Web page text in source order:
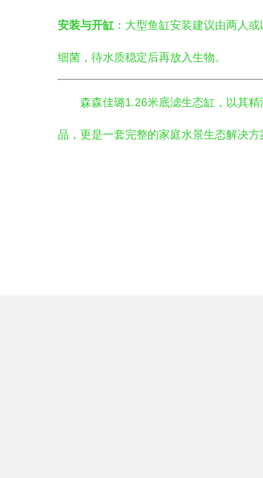
安装与开缸 ：大型鱼缸安装建议由两人
细菌，待水质稳定后再放入生物。
森森佳璐1.26米底滤生态缸，以其
品，更是一套完整的家庭水景生态解决